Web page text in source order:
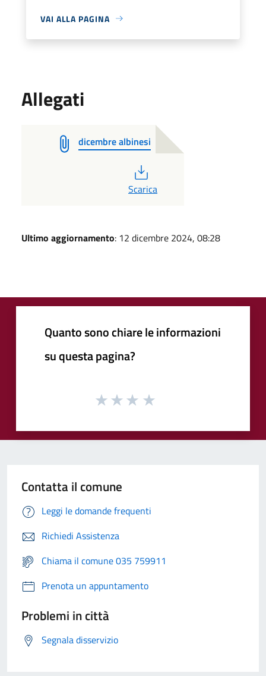
VAI ALLA PAGINA
Allegati
dicembre albinesi
Scarica
Ultimo aggiornamento: 12 dicembre 2024, 08:28
Quanto sono chiare le informazioni
su questa pagina?
Contatta il comune
Leggi le domande frequenti
Richiedi Assistenza
Chiama il comune 035 759911
Prenota un appuntamento
Problemi in città
Segnala disservizio